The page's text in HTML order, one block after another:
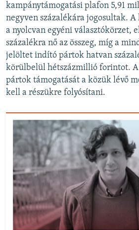
kampánytámogatási plafon 5,91
negyven százalékára jogosultak.
a nyolcvan egyéni választókörzet,
százalékra nő az összeg, míg a
jelöltet indító pártok hatvan
körülbelül hétszázmillió forintot.
pártok támogatását a közük lévő
kell a részükre folyósítani.